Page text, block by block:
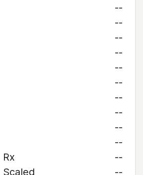
--
--
--
--
--
--
--
--
--
--
Rx
--
Scaled
--